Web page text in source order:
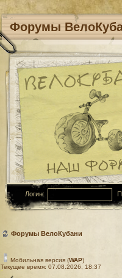
Форумы
Логин:
Форумы ВелоКубани
Мобильная версия (WAP)
Текущее время: 07.08.2026, 18:37